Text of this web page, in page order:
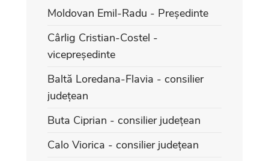
Moldovan Emil-Radu - Președinte
Cârlig Cristian-Costel -
vicepreședinte
Baltă Loredana-Flavia - consilier
județean
Buta Ciprian - consilier județean
Calo Viorica - consilier județean